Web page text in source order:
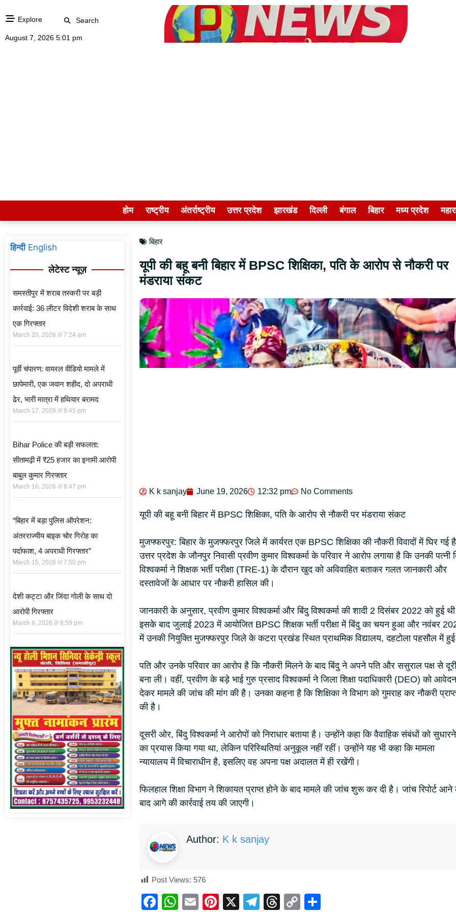
Explore Search
August 7, 2026 5:01 pm
होम राष्ट्रीय अंतर्राष्ट्रीय उत्तर प्रदेश झारखंड दिल्ली बंगाल बिहार मध्य प्रदेश
हिन्दी English
लेटेस्ट न्यूज़
समस्तीपुर में शराब तस्करी पर बड़ी
कार्रवाई: 36 लीटर विदेशी शराब के साथ
एक गिरफ्तार
March 20, 2026 7:24 am
पूर्वी चंपारण: वायरल वीडियो मामले में
छापेमारी, एक जवान शहीद, दो अपराधी
ढेर, भारी मात्रा में हथियार बरामद
March 17, 2026 9:45 pm
Bihar Police की बड़ी सफलता:
सीतामढ़ी में ₹25 हजार का इनामी आरोपी
बाबुल कुमार गिरफ्तार
March 16, 2026 8:47 pm
“बिहार में बड़ा पुलिस ऑपरेशन:
अंतरराज्यीय बाइक चोर गिरोह का
पर्दाफाश, 4 अपराधी गिरफ्तार”
March 15, 2026 7:50 pm
देशी कट्टा और जिंदा गोली के साथ दो
आरोपी गिरफ्तार
March 9, 2026 8:59 pm
बिहार
यूपी की बहू बनी बिहार में BPSC शिक्षिका, पति के आरोप से नौकरी पर
मंडराया संकट
K k sanjay June 19, 2026 12:32 pm No Comments
यूपी की बहू बनी बिहार में BPSC शिक्षिका, पति के आरोप से नौकरी पर मंडराया संकट
मुजफ्फरपुर: बिहार के मुजफ्फरपुर जिले में कार्यरत एक BPSC शिक्षिका की नौकरी विवादों में घिर गई
उत्तर प्रदेश के जौनपुर निवासी प्रवीण कुमार विश्वकर्मा के परिवार ने आरोप लगाया है कि उनकी पत्नी
विश्वकर्मा ने शिक्षक भर्ती परीक्षा (TRE-1) के दौरान खुद को अविवाहित बताकर गलत जानकारी और
दस्तावेजों के आधार पर नौकरी हासिल की।
जानकारी के अनुसार, प्रवीण कुमार विश्वकर्मा और बिंदु विश्वकर्मा की शादी 2 दिसंबर 2022 को हुई
इसके बाद जुलाई 2023 में आयोजित BPSC शिक्षक भर्ती परीक्षा में बिंदु का चयन हुआ और नवंबर
में उनकी नियुक्ति मुजफ्फरपुर जिले के कटरा प्रखंड स्थित प्राथमिक विद्यालय, दहटोला पहसौल में
पति और उनके परिवार का आरोप है कि नौकरी मिलने के बाद बिंदु ने अपने पति और ससुराल पक्ष से दूरी
बना ली। वहीं, प्रवीण के बड़े भाई गुरु प्रसाद विश्वकर्मा ने जिला शिक्षा पदाधिकारी (DEO) को आवेदन
देकर मामले की जांच की मांग की है। उनका कहना है कि शिक्षिका ने विभाग को गुमराह कर नौकरी
की है।
दूसरी ओर, बिंदु विश्वकर्मा ने आरोपों को निराधार बताया है। उन्होंने कहा कि वैवाहिक संबंधों को सुधारने
का प्रयास किया गया था, लेकिन परिस्थितियां अनुकूल नहीं रहीं। उन्होंने यह भी कहा कि मामला
न्यायालय में विचाराधीन है, इसलिए वह अपना पक्ष अदालत में ही रखेंगी।
फिलहाल शिक्षा विभाग ने शिकायत प्राप्त होने के बाद मामले की जांच शुरू कर दी है। जांच रिपोर्ट
बाद आगे की कार्रवाई तय की जाएगी।
Author: K k sanjay
Post Views: 576
F
W
E
Pi
X
T
T
C